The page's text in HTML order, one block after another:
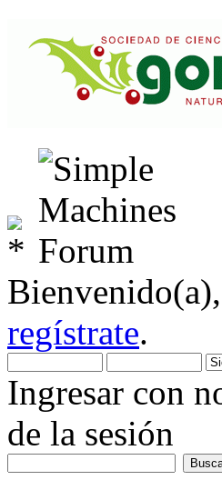
Bienvenido(a),
regístrate.
Ingresar con
de la sesión